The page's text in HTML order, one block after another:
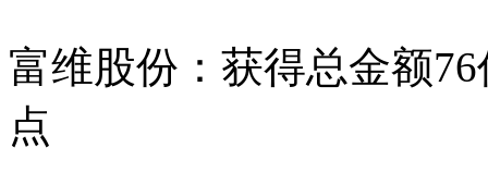
富维股份：获得总金额
点